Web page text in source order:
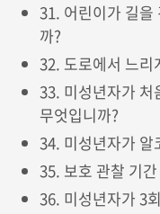
31. 어린이가 길을
까?
32. 도로에서 느리
33. 미성년자가 처
무엇입니까?
34. 미성년자가 알
35. 보호 관찰 기
36. 미성년자가 3